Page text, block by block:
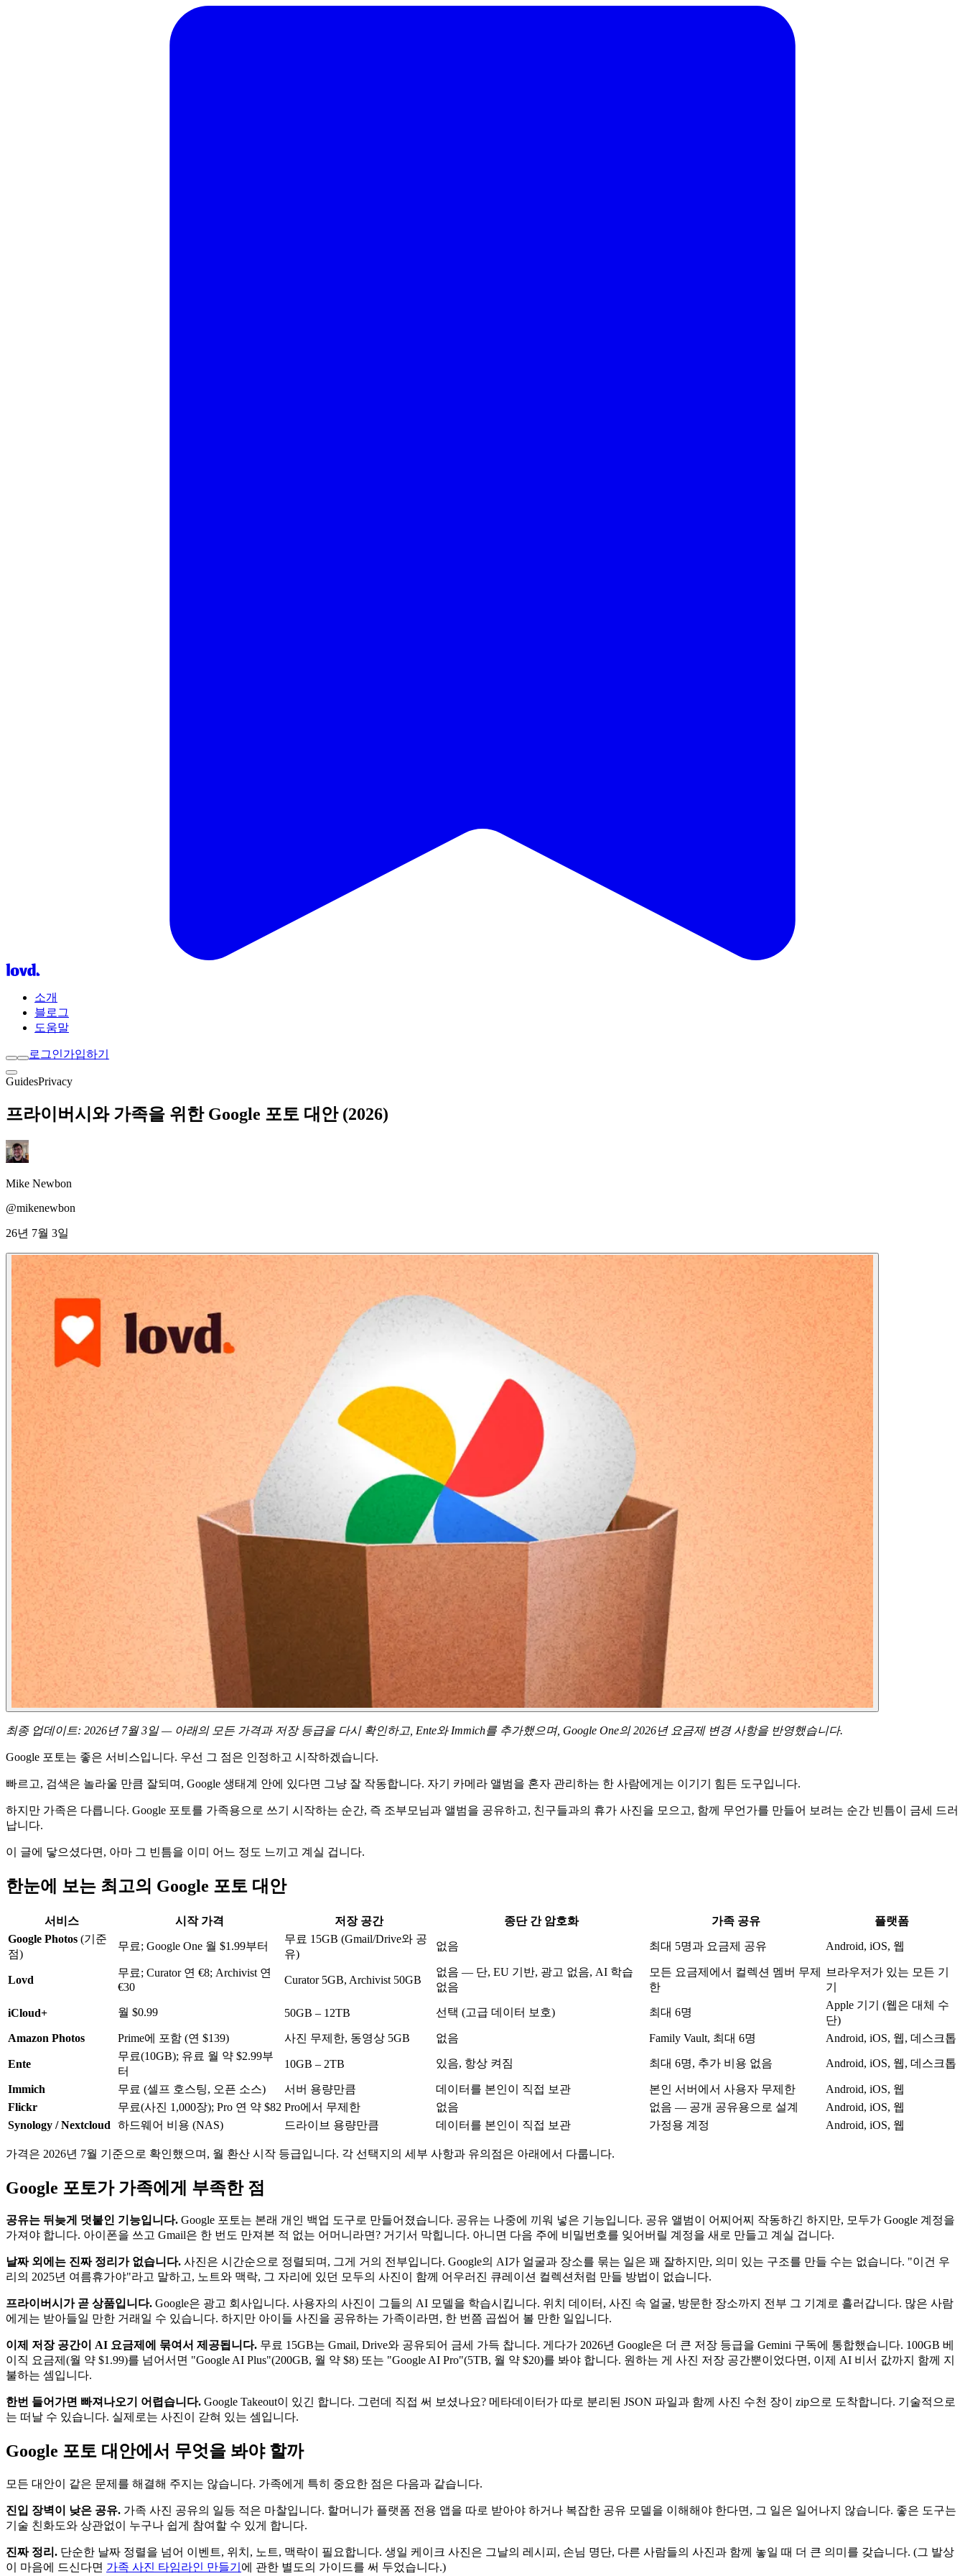
소개
블로그
도움말
로그인가입하기
GuidesPrivacy
프라이버시와 가족을 위한 Google 포토 대안 (2026)
Mike Newbon
@mikenewbon
26년 7월 3일
최종 업데이트: 2026년 7월 3일 — 아래의 모든 가격과 저장 등급을 다시 확인하고, Ente와 Immich를 추가했으며, Google One의 2026년 요금제 변경 사항을 반영했습니다.
Google 포토는 좋은 서비스입니다. 우선 그 점은 인정하고 시작하겠습니다.
빠르고, 검색은 놀라울 만큼 잘되며, Google 생태계 안에 있다면 그냥 잘 작동합니다. 자기 카메라 앨범을 혼자 관리하는 한 사람에게는 이기기 힘든 도구입니다.
하지만 가족은 다릅니다. Google 포토를 가족용으로 쓰기 시작하는 순간, 즉 조부모님과 앨범을 공유하고, 친구들과의 휴가 사진을 모으고, 함께 무언가를 만들어 보려는 순간 빈틈이 금세 드러
납니다.
이 글에 닿으셨다면, 아마 그 빈틈을 이미 어느 정도 느끼고 계실 겁니다.
한눈에 보는 최고의 Google 포토 대안
서비스 시작 가격 저장 공간 종단 간 암호화 가족 공유
플랫폼
Google Photos (기준
점)
무료; Google One 월 $1.99부터
무료 15GB (Gmail/Drive와 공
유)
없음 최대 5명과 요금제 공유 Android, iOS, 웹
Lovd
무료; Curator 연 €8; Archivist 연
€30
Curator 5GB, Archivist 50GB
없음 — 단, EU 기반, 광고 없음, AI 학습
없음
모든 요금제에서 컬렉션 멤버 무제
한
브라우저가 있는 모든 기
기
iCloud+ 월 $0.99 50GB – 12TB 선택 (고급 데이터 보호) 최대 6명
Apple 기기 (웹은 대체 수
단)
Amazon Photos
Prime에 포함 (연 $139) 사진 무제한, 동영상 5GB 없음 Family Vault, 최대 6명 Android, iOS, 웹, 데스크톱
Ente
무료(10GB); 유료 월 약 $2.99부
터
10GB – 2TB 있음, 항상 켜짐 최대 6명, 추가 비용 없음 Android, iOS, 웹, 데스크톱
Immich 무료 (셀프 호스팅, 오픈 소스) 서버 용량만큼 데이터를 본인이 직접 보관 본인 서버에서 사용자 무제한
Android, iOS, 웹
Flickr
무료(사진 1,000장); Pro 연 약 $82 Pro에서 무제한 없음 없음 — 공개 공유용으로 설계
Android, iOS, 웹
Synology / Nextcloud
하드웨어 비용 (NAS) 드라이브 용량만큼 데이터를 본인이 직접 보관 가정용 계정 Android, iOS, 웹
가격은 2026년 7월 기준으로 확인했으며, 월 환산 시작 등급입니다. 각 선택지의 세부 사항과 유의점은 아래에서 다룹니다.
Google 포토가 가족에게 부족한 점
공유는 뒤늦게 덧붙인 기능입니다. Google 포토는 본래 개인 백업 도구로 만들어졌습니다. 공유는 나중에 끼워 넣은 기능입니다. 공유 앨범이 어찌어찌 작동하긴 하지만, 모두가 Google 계정을
가져야 합니다. 아이폰을 쓰고 Gmail은 한 번도 만져본 적 없는 어머니라면? 거기서 막힙니다. 아니면 다음 주에 비밀번호를 잊어버릴 계정을 새로 만들고 계실 겁니다.
날짜 외에는 진짜 정리가 없습니다. 사진은 시간순으로 정렬되며, 그게 거의 전부입니다. Google의 AI가 얼굴과 장소를 묶는 일은 꽤 잘하지만, 의미 있는 구조를 만들 수는 없습니다. "이건 우
리의 2025년 여름휴가야"라고 말하고, 노트와 맥락, 그 자리에 있던 모두의 사진이 함께 어우러진 큐레이션 컬렉션처럼 만들 방법이 없습니다.
프라이버시가 곧 상품입니다. Google은 광고 회사입니다. 사용자의 사진이 그들의 AI 모델을 학습시킵니다. 위치 데이터, 사진 속 얼굴, 방문한 장소까지 전부 그 기계로 흘러갑니다. 많은 사람
에게는 받아들일 만한 거래일 수 있습니다. 하지만 아이들 사진을 공유하는 가족이라면, 한 번쯤 곱씹어 볼 만한 일입니다.
이제 저장 공간이 AI 요금제에 묶여서 제공됩니다. 무료 15GB는 Gmail, Drive와 공유되어 금세 가득 찹니다. 게다가 2026년 Google은 더 큰 저장 등급을 Gemini 구독에 통합했습니다. 100GB 베
이직 요금제(월 약 $1.99)를 넘어서면 "Google AI Plus"(200GB, 월 약 $8) 또는 "Google AI Pro"(5TB, 월 약 $20)를 봐야 합니다. 원하는 게 사진 저장 공간뿐이었다면, 이제 AI 비서 값까지 함께 지
불하는 셈입니다.
한번 들어가면 빠져나오기 어렵습니다. Google Takeout이 있긴 합니다. 그런데 직접 써 보셨나요? 메타데이터가 따로 분리된 JSON 파일과 함께 사진 수천 장이 zip으로 도착합니다. 기술적으로
는 떠날 수 있습니다. 실제로는 사진이 갇혀 있는 셈입니다.
Google 포토 대안에서 무엇을 봐야 할까
모든 대안이 같은 문제를 해결해 주지는 않습니다. 가족에게 특히 중요한 점은 다음과 같습니다.
진입 장벽이 낮은 공유. 가족 사진 공유의 일등 적은 마찰입니다. 할머니가 플랫폼 전용 앱을 따로 받아야 하거나 복잡한 공유 모델을 이해해야 한다면, 그 일은 일어나지 않습니다. 좋은 도구는
기술 친화도와 상관없이 누구나 쉽게 참여할 수 있게 합니다.
진짜 정리. 단순한 날짜 정렬을 넘어 이벤트, 위치, 노트, 맥락이 필요합니다. 생일 케이크 사진은 그날의 레시피, 손님 명단, 다른 사람들의 사진과 함께 놓일 때 더 큰 의미를 갖습니다. (그 발상
이 마음에 드신다면 가족 사진 타임라인 만들기 에 관한 별도의 가이드를 써 두었습니다.)